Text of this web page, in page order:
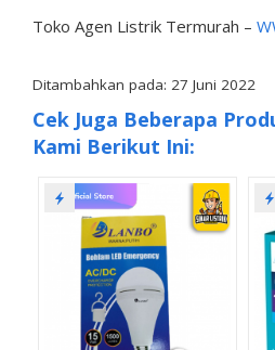
Toko Agen Listrik Termurah –
Ditambahkan pada: 27 Juni 2022
Cek Juga Beberapa
Kami Berikut Ini: